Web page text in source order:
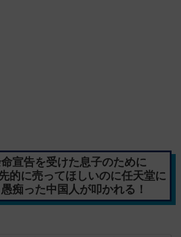
命宣告を受けた息子のために
的に売ってほしいのに任天堂に
痴った中国人が叩かれる！